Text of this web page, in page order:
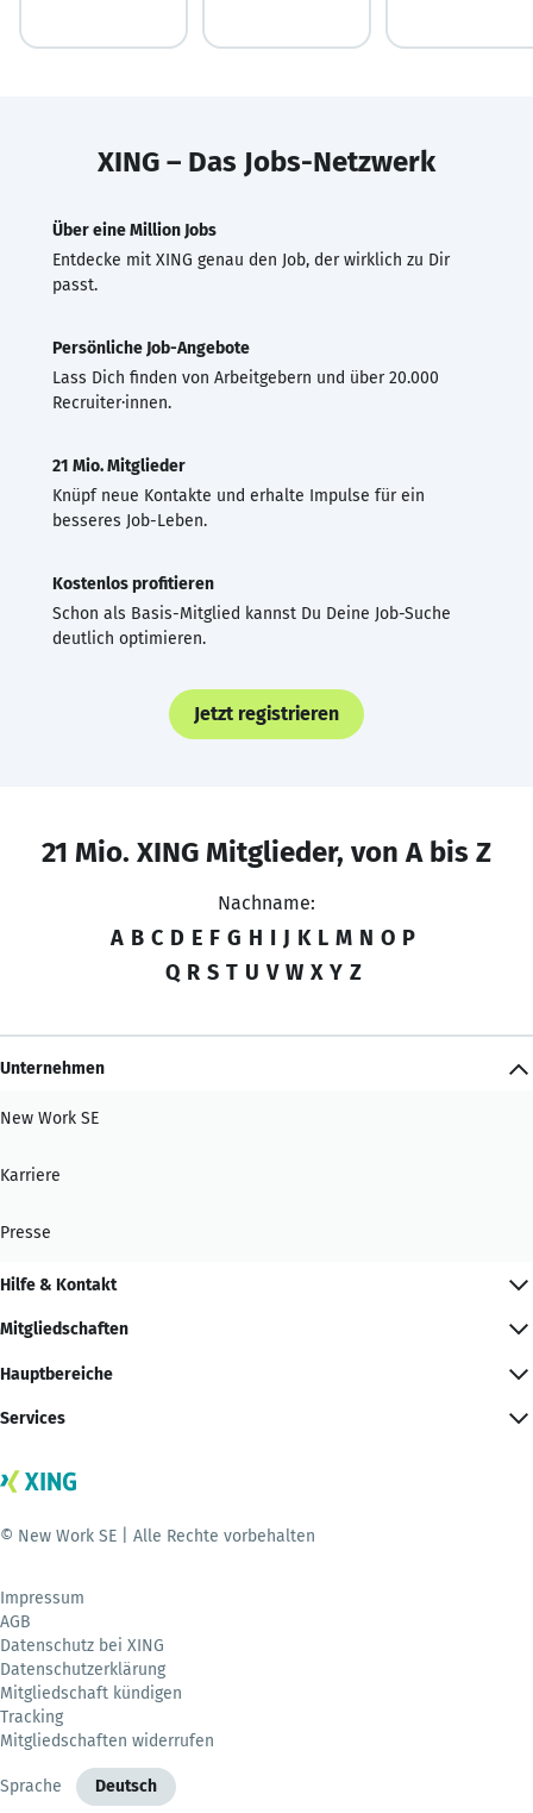
XING – Das Jobs-Netzwerk
Über eine Million Jobs
Entdecke mit XING genau den Job, der wirklich zu Dir
passt.
Persönliche Job-Angebote
Lass Dich finden von Arbeitgebern und über 20.000
Recruiter·innen.
21 Mio. Mitglieder
Knüpf neue Kontakte und erhalte Impulse für ein
besseres Job-Leben.
Kostenlos profitieren
Schon als Basis-Mitglied kannst Du Deine Job-Suche
deutlich optimieren.
Jetzt registrieren
21 Mio. XING Mitglieder, von A bis Z
Nachname:
A B C D E F G H I J K L M N O P
Q R S T U V W X Y Z
Unternehmen
New Work SE
Karriere
Presse
Hilfe & Kontakt
Mitgliedschaften
Hauptbereiche
Services
© New Work SE | Alle Rechte vorbehalten
Impressum
AGB
Datenschutz bei XING
Datenschutzerklärung
Mitgliedschaft kündigen
Tracking
Mitgliedschaften widerrufen
Sprache Deutsch